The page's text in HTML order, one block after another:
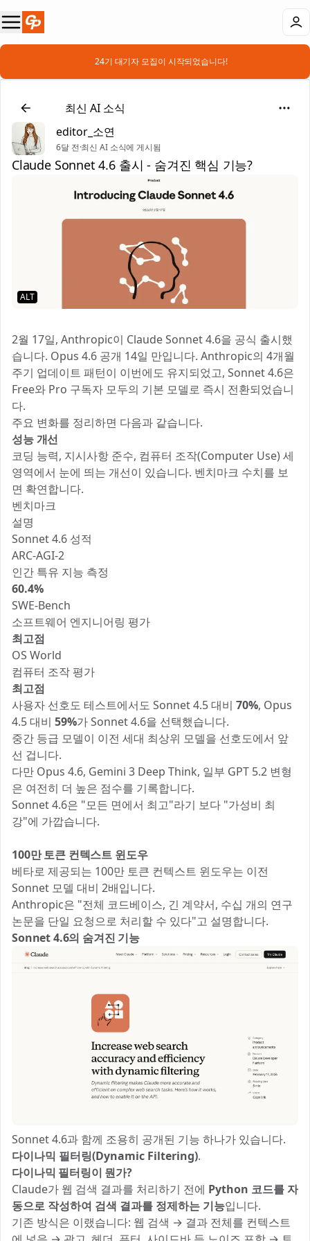
📣 24기 대기자 모집이 시작되었습니다!
📰최신 AI 소식
editor_소연
6달 전·최신 AI 소식에 게시됨
Claude Sonnet 4.6 출시 - 숨겨진 핵심 기능?
ALT
2월 17일, Anthropic이 Claude Sonnet 4.6을 공식 출시했
습니다. Opus 4.6 공개 14일 만입니다. Anthropic의 4개월
주기 업데이트 패턴이 이번에도 유지되었고, Sonnet 4.6은
Free와 Pro 구독자 모두의 기본 모델로 즉시 전환되었습니
다.
주요 변화를 정리하면 다음과 같습니다.
성능 개선
코딩 능력, 지시사항 준수, 컴퓨터 조작(Computer Use) 세
영역에서 눈에 띄는 개선이 있습니다. 벤치마크 수치를 보
면 확연합니다.
벤치마크
설명
Sonnet 4.6 성적
ARC-AGI-2
인간 특유 지능 측정
60.4%
SWE-Bench
소프트웨어 엔지니어링 평가
최고점
OS World
컴퓨터 조작 평가
최고점
사용자 선호도 테스트에서도 Sonnet 4.5 대비 70%, Opus
4.5 대비 59%가 Sonnet 4.6을 선택했습니다.
중간 등급 모델이 이전 세대 최상위 모델을 선호도에서 앞
선 겁니다.
다만 Opus 4.6, Gemini 3 Deep Think, 일부 GPT 5.2 변형
은 여전히 더 높은 점수를 기록합니다.
Sonnet 4.6은 "모든 면에서 최고"라기 보다 "가성비 최
강"에 가깝습니다.
100만 토큰 컨텍스트 윈도우
베타로 제공되는 100만 토큰 컨텍스트 윈도우는 이전
Sonnet 모델 대비 2배입니다.
Anthropic은 "전체 코드베이스, 긴 계약서, 수십 개의 연구
논문을 단일 요청으로 처리할 수 있다"고 설명합니다.
Sonnet 4.6의 숨겨진 기능
Sonnet 4.6과 함께 조용히 공개된 기능 하나가 있습니다.
다이나믹 필터링(Dynamic Filtering).
다이나믹 필터링이 뭔가?
Claude가 웹 검색 결과를 처리하기 전에 Python 코드를 자
동으로 작성하여 검색 결과를 정제하는 기능입니다.
기존 방식은 이랬습니다: 웹 검색 → 결과 전체를 컨텍스트